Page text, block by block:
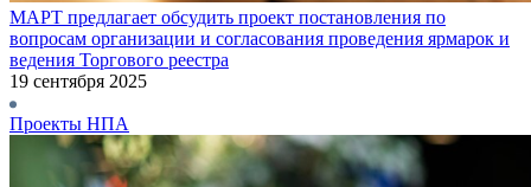
МАРТ предлагает обсудить проект постановления по
вопросам организации и согласования проведения ярмарок и
ведения Торгового реестра
19 сентября 2025
Проекты НПА